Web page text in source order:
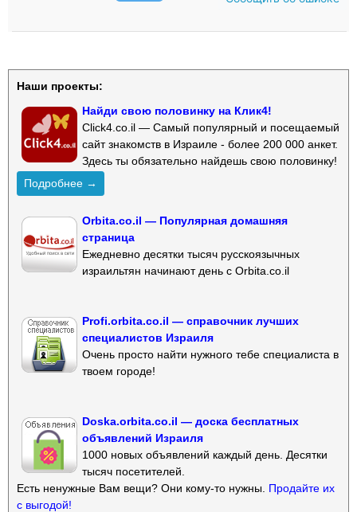
Наши проекты:
Найди свою половинку на Клик4!
Click4.co.il — Самый популярный и посещаемый
сайт знакомств в Израиле - более 200 000 анкет.
Здесь ты обязательно найдешь свою половинку!
Подробнее →
Orbita.co.il — Популярная домашняя
страница
Ежедневно десятки тысяч русскоязычных
израильтян начинают день с Orbita.co.il
Profi.orbita.co.il — справочник лучших
специалистов Израиля
Очень просто найти нужного тебе специалиста в
твоем городе!
Doska.orbita.co.il — доска бесплатных
объявлений Израиля
1000 новых объявлений каждый день. Десятки
тысяч посетителей.
Есть ненужные Вам вещи? Они кому-то нужны. Продайте их
с выгодой!